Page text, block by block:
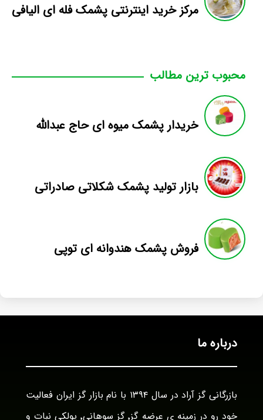
مرکز خرید اینترنتی پشمک فله ای الیافی
محبوب ترین مطالب
خریدار پشمک میوه ای حاج عبدالله
بازار تولید پشمک شکلاتی صادراتی
فروش پشمک هندوانه ای توپی
درباره ما
بازرگانی گز آراد در سال ۱۳۹۴ با نام بازار گز ایران فعالیت
خود رو در زمینه ی عرضه گز٬ گز سوهانی٬ پولکی نبات و